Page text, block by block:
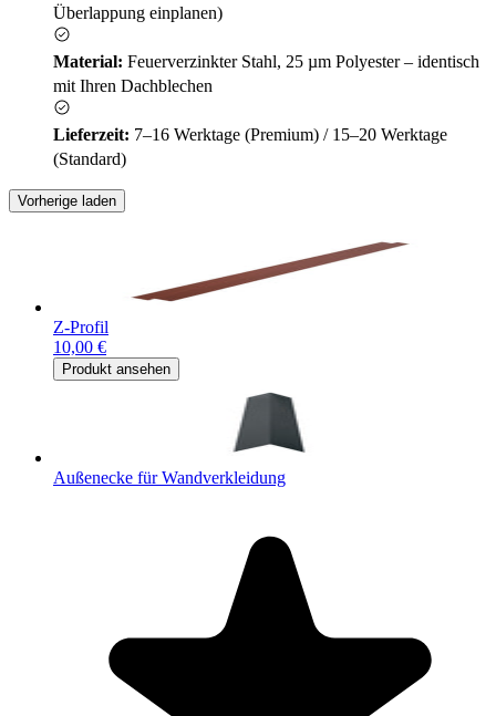
Überlappung einplanen)
Material: Feuerverzinkter Stahl, 25 µm Polyester – identisch
mit Ihren Dachblechen
Lieferzeit: 7–16 Werktage (Premium) / 15–20 Werktage
(Standard)
Vorherige laden
Z-Profil
10,00 €
Produkt ansehen
Außenecke für Wandverkleidung